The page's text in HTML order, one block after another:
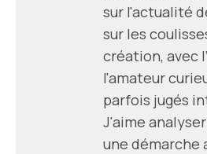
sur l'actualité
sur les
création, avec
l'amateur
parfois jugés
J'aime
une démarche